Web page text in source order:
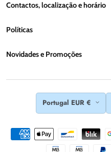
Contactos, localização e horário
Contactos,
Políticas
Novidades e PromoçõesNovidades
Portugal EUR €